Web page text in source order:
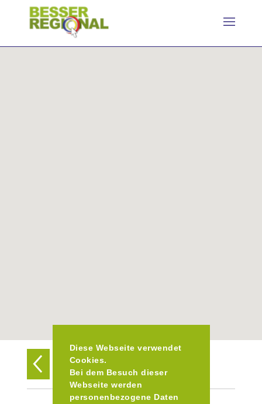
Diese Webseite verwendet
Cookies.
Bei dem Besuch dieser
Webseite werden
personenbezogene Daten
Zurück zur Übersicht